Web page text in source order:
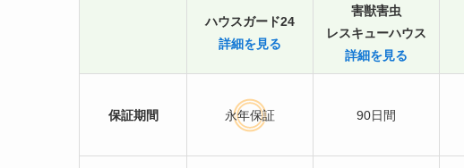
ハウスガード24
詳細を見る
害獣害虫
レスキューハウス
詳細を見る
保証期間 永年保証 90日間